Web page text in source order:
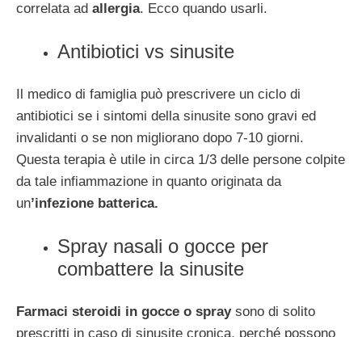
correlata ad allergia. Ecco quando usarli.
Antibiotici vs sinusite
Il medico di famiglia può prescrivere un ciclo di
antibiotici se i sintomi della sinusite sono gravi ed
invalidanti o se non migliorano dopo 7-10 giorni.
Questa terapia è utile in circa 1/3 delle persone colpite
da tale infiammazione in quanto originata da
un’infezione batterica.
Spray nasali o gocce per
combattere la sinusite
Farmaci steroidi in gocce o spraysono di solito
prescritti in caso di sinusite cronica, perché possono